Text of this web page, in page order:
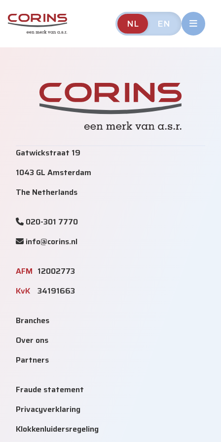
NL EN
Gatwickstraat 19
1043 GL Amsterdam
The Netherlands
020-301 7770
info@corins.nl
AFM 12002773
KvK 34191663
Branches
Over ons
Partners
Fraude statement
Privacyverklaring
Klokkenluidersregeling